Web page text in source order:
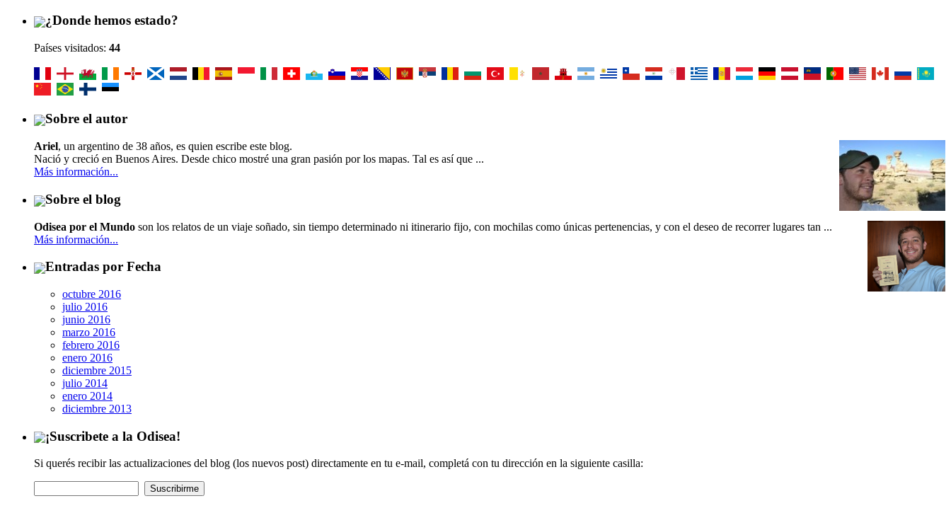
¿Donde hemos estado?
Países visitados: 44
Sobre el autor
Ariel, un argentino de 38 años, es quien escribe este blog.
Nació y creció en Buenos Aires. Desde chico mostré una gran pasión por los mapas. Tal es así que ...
Más información...
Sobre el blog
Odisea por el Mundo son los relatos de un viaje soñado, sin tiempo determinado ni itinerario fijo, con mochilas como únicas pertenencias, y con el deseo de recorrer lugares tan ...
Más información...
Entradas por Fecha
octubre 2016
julio 2016
junio 2016
marzo 2016
febrero 2016
enero 2016
diciembre 2015
julio 2014
enero 2014
diciembre 2013
¡Suscribete a la Odisea!
Si querés recibir las actualizaciones del blog (los nuevos post) directamente en tu e-mail, completá con tu dirección en la siguiente casilla: